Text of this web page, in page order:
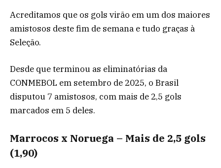
Acreditamos que os gols virão em um dos maiores
amistosos deste fim de semana e tudo graças à
Seleção.
Desde que terminou as eliminatórias da
CONMEBOL em setembro de 2025, o Brasil
disputou 7 amistosos, com mais de 2,5 gols
marcados em 5 deles.
Marrocos x Noruega – Mais de 2,5 gols
(1,90)